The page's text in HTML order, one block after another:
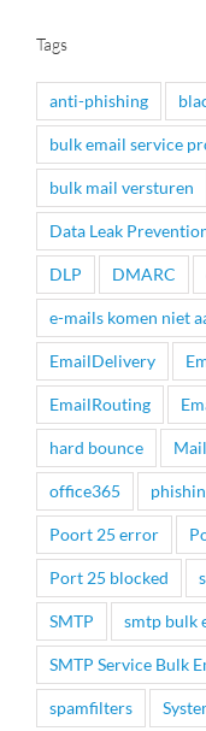
Tags
anti-phishing
bulk email service
bulk mail versturen
Data Leak
DLP DMARC
e-mails komen niet
EmailDelivery
EmailRouting
hard bounce
office365
Poort 25 error
Port 25 blocked
SMTP smtp bulk
SMTP Service Bulk
spamfilters